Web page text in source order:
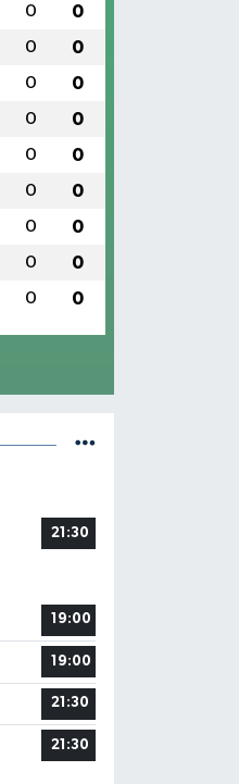
0 0
0 0
0 0
0 0
0 0
0 0
0 0
0 0
0 0
21:30
19:00
19:00
21:30
21:30